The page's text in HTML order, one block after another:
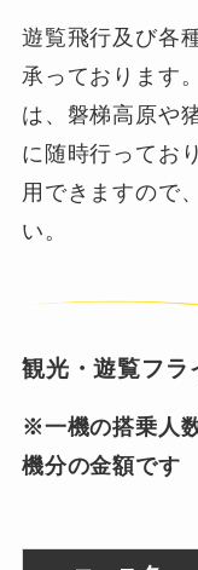
遊覧飛行及び各
承っております
は、磐梯高原や
に随時行ってお
用できますので
い。
観光・遊覧フラ
※一機の搭乗人
機分の金額で